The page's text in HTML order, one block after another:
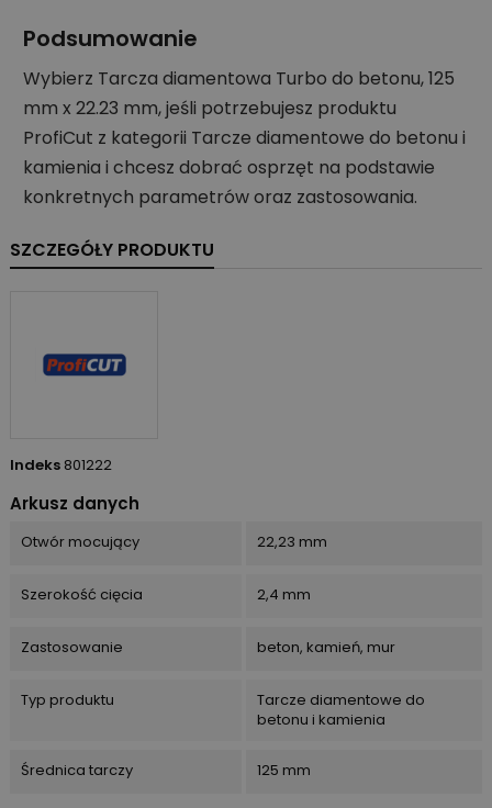
Podsumowanie
Wybierz Tarcza diamentowa Turbo do betonu, 125
mm x 22.23 mm, jeśli potrzebujesz produktu
ProfiCut z kategorii Tarcze diamentowe do betonu i
kamienia i chcesz dobrać osprzęt na podstawie
konkretnych parametrów oraz zastosowania.
SZCZEGÓŁY PRODUKTU
Indeks 801222
Arkusz danych
Otwór mocujący 22,23 mm
Szerokość cięcia 2,4 mm
Zastosowanie beton, kamień, mur
Typ produktu
Tarcze diamentowe do
betonu i kamienia
Średnica tarczy 125 mm